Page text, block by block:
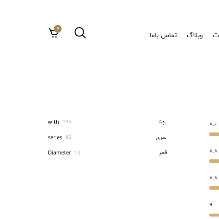
وبلاگ تماس باما
0
8.0
8.8
8.8
9
پهنا with 195
سری series 65
قطر Diameter 15